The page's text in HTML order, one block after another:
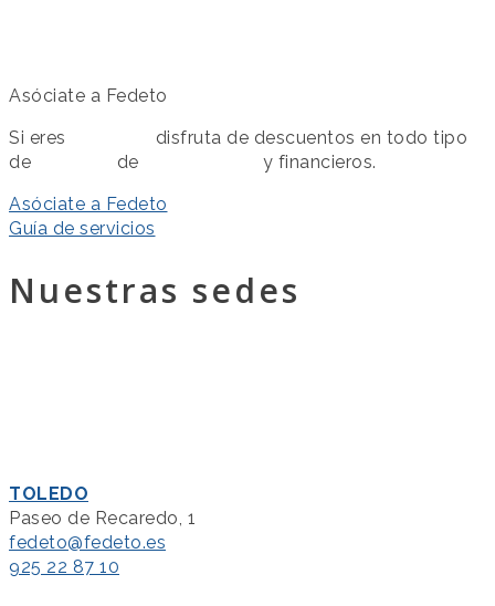
Asóciate a Fedeto
Si eres
disfruta de descuentos en todo tipo
de
de
y financieros.
Asóciate a Fedeto
Guía de servicios
Nuestras sedes
TOLEDO
Paseo de Recaredo, 1
fedeto@fedeto.es
925 22 87 10